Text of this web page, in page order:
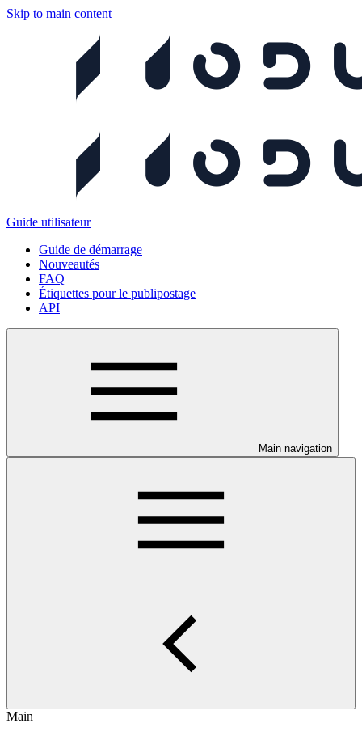
Skip to main content
Guide utilisateur
Guide de démarrage
Nouveautés
FAQ
Étiquettes pour le publipostage
API
Main navigation
Main